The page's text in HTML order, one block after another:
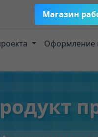
Магазин
Оформление